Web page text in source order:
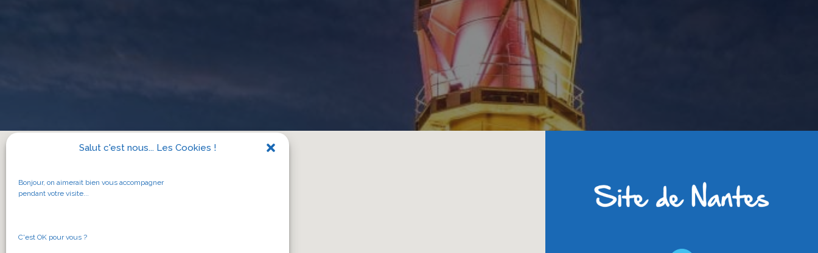
Salut c'est nous... Les Cookies !
Bonjour, on aimerait bien vous accompagner
pendant votre visite...
C'est OK pour vous ?